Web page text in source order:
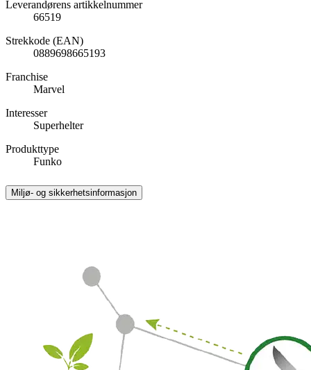
Leverandørens artikkelnummer
66519
Strekkode (EAN)
0889698665193
Franchise
Marvel
Interesser
Superhelter
Produkttype
Funko
Miljø- og sikkerhetsinformasjon